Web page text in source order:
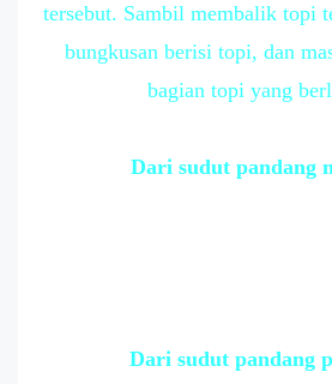
tersebut. Sambil membalik topi
bungkusan berisi topi, dan
bagian topi yang
Dari sudut pandang
Dari sudut pandang